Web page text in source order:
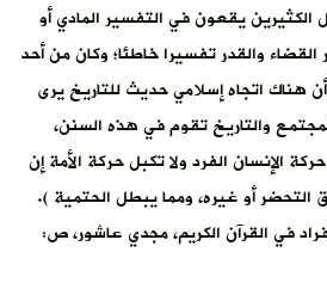
يقعون في التفسير المادي أو
القضاء والقدر تفسيرا خاطئا؛ وكان من أحد
هناك اتجاه إسلامي حديث للتاريخ يرى
والتاريخ تقوم في هذه السنن،
الإنسان الفرد ولا تكبل حركة الأمة إن
التحضر أو غيره، ومما يبطل الحتمية ).
في القرآن الكريم، مجدي عاشور، ص: